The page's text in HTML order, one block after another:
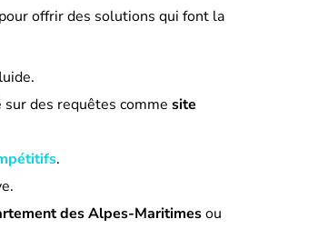
offrir des solutions qui font la
des requêtes comme site
.
des Alpes-Maritimesou